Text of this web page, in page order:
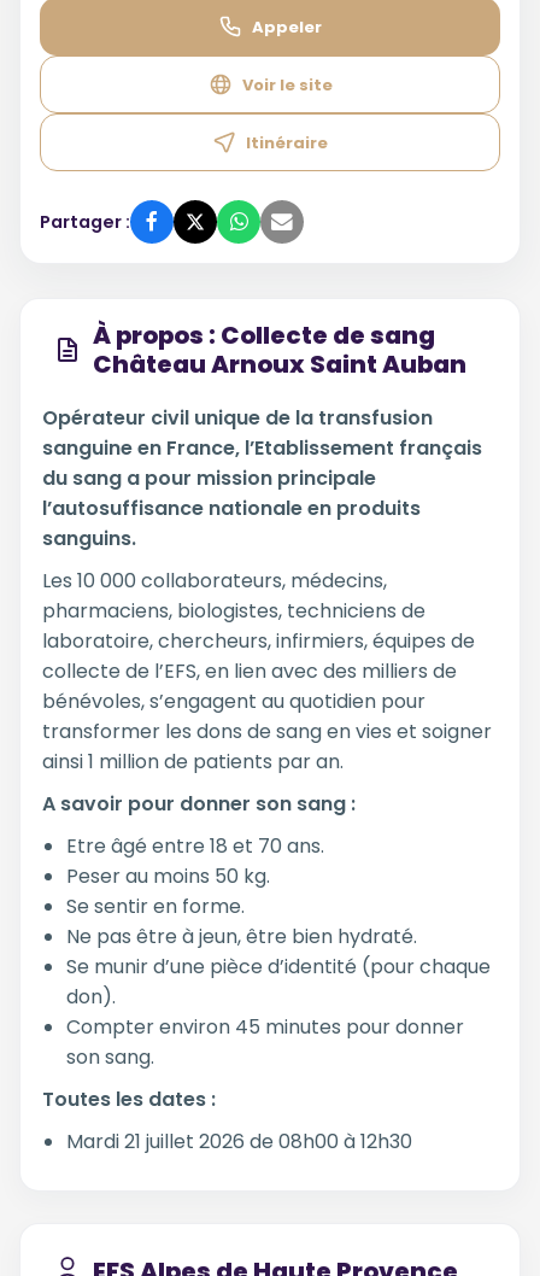
Appeler
Voir le site
Itinéraire
Partager :
À propos : Collecte de sang
Château Arnoux Saint Auban
Opérateur civil unique de la transfusion
sanguine en France, l’Etablissement français
du sang a pour mission principale
l’autosuffisance nationale en produits
sanguins.
Les 10 000 collaborateurs, médecins,
pharmaciens, biologistes, techniciens de
laboratoire, chercheurs, infirmiers, équipes de
collecte de l’EFS, en lien avec des milliers de
bénévoles, s’engagent au quotidien pour
transformer les dons de sang en vies et soigner
ainsi 1 million de patients par an.
A savoir pour donner son sang :
Etre âgé entre 18 et 70 ans.
Peser au moins 50 kg.
Se sentir en forme.
Ne pas être à jeun, être bien hydraté.
Se munir d’une pièce d’identité (pour chaque
don).
Compter environ 45 minutes pour donner
son sang.
Toutes les dates :
Mardi 21 juillet 2026 de 08h00 à 12h30